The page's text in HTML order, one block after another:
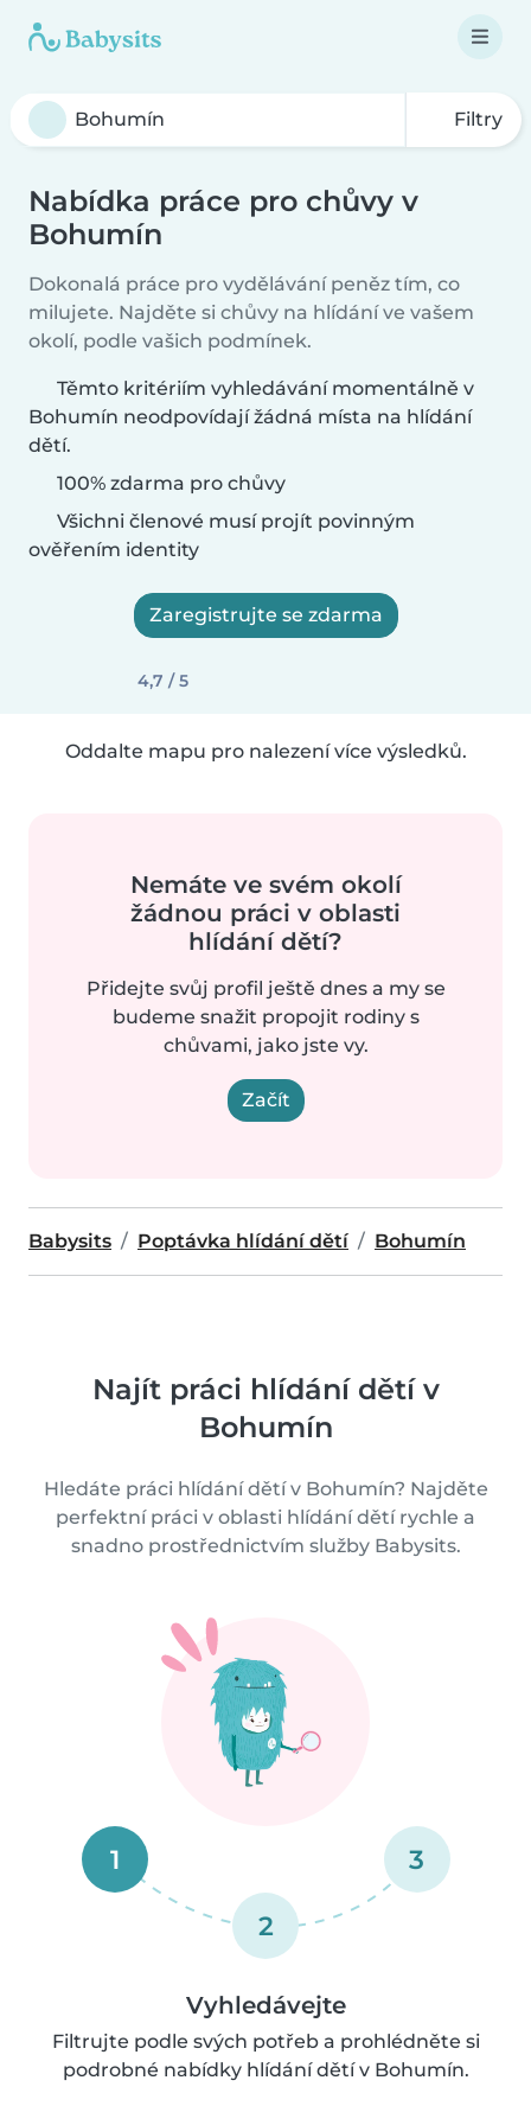
Filtry
Nabídka práce pro chůvy v
Bohumín
Dokonalá práce pro vydělávání peněz tím, co
milujete. Najděte si chůvy na hlídání ve vašem
okolí, podle vašich podmínek.
Těmto kritériím vyhledávání momentálně v
Bohumín neodpovídají žádná místa na hlídání
dětí.
100% zdarma pro chůvy
Všichni členové musí projít povinným
ověřením identity
Zaregistrujte se zdarma
4,7 / 5
Oddalte mapu pro nalezení více výsledků.
Nemáte ve svém okolí
žádnou práci v oblasti
hlídání dětí?
Přidejte svůj profil ještě dnes a my se
budeme snažit propojit rodiny s
chůvami, jako jste vy.
Začít
Babysits Poptávka hlídání dětí Bohumín
Najít práci hlídání dětí v
Bohumín
Hledáte práci hlídání dětí v Bohumín? Najděte
perfektní práci v oblasti hlídání dětí rychle a
snadno prostřednictvím služby Babysits.
1
2
3
Vyhledávejte
Filtrujte podle svých potřeb a prohlédněte si
podrobné nabídky hlídání dětí v Bohumín.